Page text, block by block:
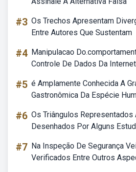
#3 Os Trechos Apresentam
Entre Autores Que Sustentam
#4 Manipulacao
Controle De Dados Da Internet
#5 é Amplamente Conhecida A
Gastronômica Da Espécie
#6 Os Triângulos Representados
Desenhados Por Alguns
#7 Na Inspeção De Segurança
Verificados Entre Outros